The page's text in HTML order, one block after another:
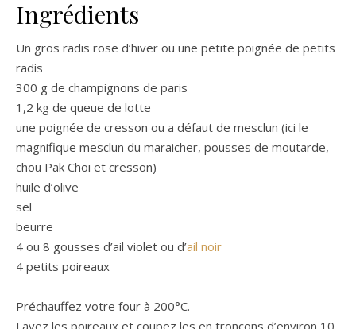
Ingrédients
Un gros radis rose d’hiver ou une petite poignée de petits
radis
300 g de champignons de paris
1,2 kg de queue de lotte
une poignée de cresson ou a défaut de mesclun (ici le
magnifique mesclun du maraicher, pousses de moutarde,
chou Pak Choi et cresson)
huile d’olive
sel
beurre
4 ou 8 gousses d’ail violet ou d’ail noir
4 petits poireaux
Préchauffez votre four à 200°C.